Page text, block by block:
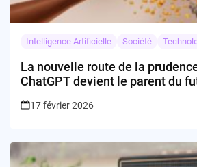
Intelligence Artificielle Société
La nouvelle route de la
ChatGPT devient le parent du
17 février 2026